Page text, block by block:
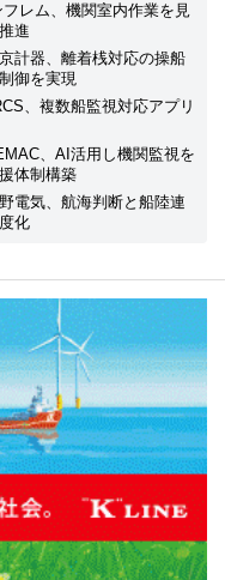
レム、機関室内作業を見
進
計器、離着桟対応の操船
御を実現
、複数船監視対応アプリ
、AI活用し機関監視を
体制構築
電気、航海判断と船陸連
化